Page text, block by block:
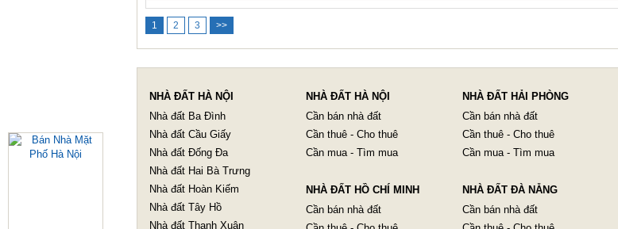
1 2 3 >>
NHÀ ĐẤT HÀ NỘI
Nhà đất Ba Đình
Nhà đất Cầu Giấy
Nhà đất Đống Đa
Nhà đất Hai Bà Trưng
Nhà đất Hoàn Kiếm
Nhà đất Tây Hồ
Nhà đất Thanh Xuân
NHÀ ĐẤT HÀ NỘI
Cần bán nhà đất
Cần thuê - Cho thuê
Cần mua - Tìm mua
NHÀ ĐẤT HỒ CHÍ MINH
Cần bán nhà đất
NHÀ ĐẤT HẢI PHÒNG
Cần bán nhà đất
Cần thuê - Cho thuê
Cần mua - Tìm mua
NHÀ ĐẤT ĐÀ NẴNG
Cần bán nhà đất